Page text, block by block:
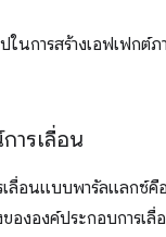
นการสร้างเอฟเฟกต์
ารเลื่อน
ลื่อนแบบพารัลแลกซ์คื
งองค์ประกอบการเลื่